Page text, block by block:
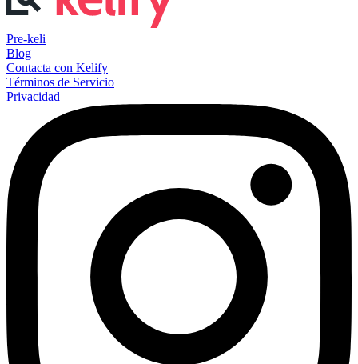
Pre-keli
Blog
Contacta con Kelify
Términos de Servicio
Privacidad